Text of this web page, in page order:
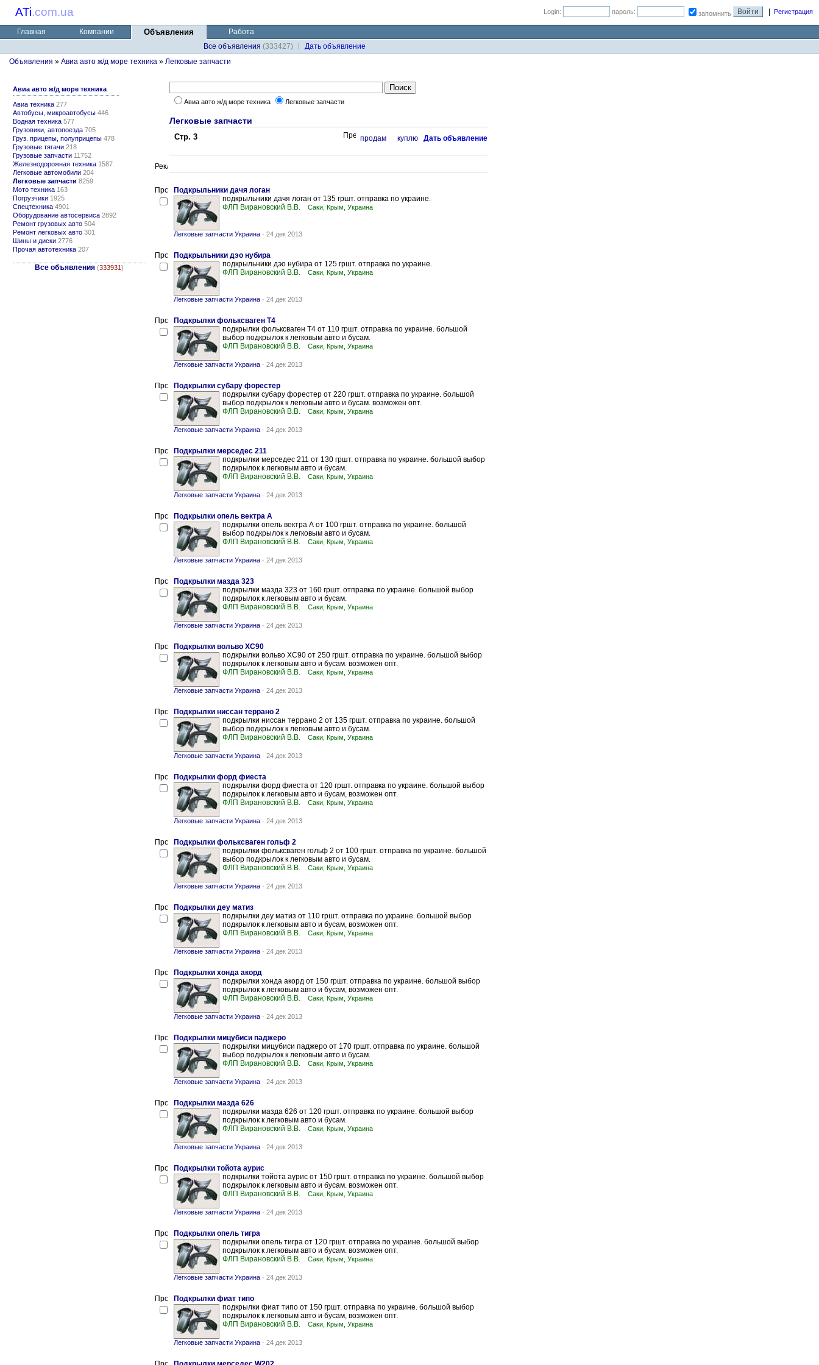
ATi.com.ua Login: пароль: запомнить Регистрация
Главная Компании Объявления
Работа
Все объявления (333427)
Дaть объявление
Объявления » Авиа авто ж/д море техника » Легковые запчасти
Авиа авто ж/д море техника
Авиа техника 277
Автобусы, микроавтобусы 446
Водная техника 577
Грузовики, автопоезда 705
Груз. прицепы, полуприцепы 478
Грузовые тягачи 218
Грузовые запчасти 11752
Железнодорожная техника 1587
Легковые автомобили 204
Легковые запчасти 8259
Мото техника 163
Погрузчики 1925
Спецтехника 4901
Оборудование автосервиса 2892
Ремонт грузовых авто 504
Ремонт легковых авто 301
Шины и диски 2776
Прочая автотехника 207
Все объявления (333931)
Авиа авто ж/д море техника Легковые запчасти
Легковые запчасти
Стр. 3 продам куплю Дaть объявление
Подкрыльники дачя логан
подкрыльники дачя логан от 135 гршт. отправка по украине.
ФЛП Вирановский В.В.
Саки, Крым, Украина
Легковые запчасти Украина - 24 дек 2013
Подкрыльники дэо нубира
подкрыльники дэо нубира от 125 гршт. отправка по украине.
ФЛП Вирановский В.В.
Саки, Крым, Украина
Легковые запчасти Украина - 24 дек 2013
Подкрылки фольксваген Т4
подкрылки фольксваген Т4 от 110 гршт. отправка по украине. большой
выбор подкрылок к легковым авто и бусам.
ФЛП Вирановский В.В.
Саки, Крым, Украина
Легковые запчасти Украина - 24 дек 2013
Подкрылки субару форестер
подкрылки субару форестер от 220 гршт. отправка по украине. большой
выбор подкрылок к легковым авто и бусам. возможен опт.
ФЛП Вирановский В.В.
Саки, Крым, Украина
Легковые запчасти Украина - 24 дек 2013
Подкрылки мерседес 211
подкрылки мерседес 211 от 130 гршт. отправка по украине. большой выбор
подкрылок к легковым авто и бусам.
ФЛП Вирановский В.В.
Саки, Крым, Украина
Легковые запчасти Украина - 24 дек 2013
Подкрылки опель вектра А
подкрылки опель вектра А от 100 гршт. отправка по украине. большой
выбор подкрылок к легковым авто и бусам.
ФЛП Вирановский В.В.
Саки, Крым, Украина
Легковые запчасти Украина - 24 дек 2013
Подкрылки мазда 323
подкрылки мазда 323 от 160 гршт. отправка по украине. большой выбор
подкрылок к легковым авто и бусам.
ФЛП Вирановский В.В.
Саки, Крым, Украина
Легковые запчасти Украина - 24 дек 2013
Подкрылки вольво XC90
подкрылки вольво XC90 от 250 гршт. отправка по украине. большой выбор
подкрылок к легковым авто и бусам. возможен опт.
ФЛП Вирановский В.В.
Саки, Крым, Украина
Легковые запчасти Украина - 24 дек 2013
Подкрылки ниссан террано 2
подкрылки ниссан террано 2 от 135 гршт. отправка по украине. большой
выбор подкрылок к легковым авто и бусам.
ФЛП Вирановский В.В.
Саки, Крым, Украина
Легковые запчасти Украина - 24 дек 2013
Подкрылки форд фиеста
подкрылки форд фиеста от 120 гршт. отправка по украине. большой выбор
подкрылок к легковым авто и бусам, возможен опт.
ФЛП Вирановский В.В.
Саки, Крым, Украина
Легковые запчасти Украина - 24 дек 2013
Подкрылки фольксваген гольф 2
подкрылки фольксваген гольф 2 от 100 гршт. отправка по украине. большой
выбор подкрылок к легковым авто и бусам.
ФЛП Вирановский В.В.
Саки, Крым, Украина
Легковые запчасти Украина - 24 дек 2013
Подкрылки деу матиз
подкрылки деу матиз от 110 гршт. отправка по украине. большой выбор
подкрылок к легковым авто и бусам, возможен опт.
ФЛП Вирановский В.В.
Саки, Крым, Украина
Легковые запчасти Украина - 24 дек 2013
Подкрылки хонда акорд
подкрылки хонда акорд от 150 гршт. отправка по украине. большой выбор
подкрылок к легковым авто и бусам, возможен опт.
ФЛП Вирановский В.В.
Саки, Крым, Украина
Легковые запчасти Украина - 24 дек 2013
Подкрылки мицубиси паджеро
подкрылки мицубиси паджеро от 170 гршт. отправка по украине. большой
выбор подкрылок к легковым авто и бусам.
ФЛП Вирановский В.В.
Саки, Крым, Украина
Легковые запчасти Украина - 24 дек 2013
Подкрылки мазда 626
подкрылки мазда 626 от 120 гршт. отправка по украине. большой выбор
подкрылок к легковым авто и бусам.
ФЛП Вирановский В.В.
Саки, Крым, Украина
Легковые запчасти Украина - 24 дек 2013
Подкрылки тойота аурис
подкрылки тойота аурис от 150 гршт. отправка по украине. большой выбор
подкрылок к легковым авто и бусам. возможен опт.
ФЛП Вирановский В.В.
Саки, Крым, Украина
Легковые запчасти Украина - 24 дек 2013
Подкрылки опель тигра
подкрылки опель тигра от 120 гршт. отправка по украине. большой выбор
подкрылок к легковым авто и бусам. возможен опт.
ФЛП Вирановский В.В.
Саки, Крым, Украина
Легковые запчасти Украина - 24 дек 2013
Подкрылки фиат типо
подкрылки фиат типо от 150 гршт. отправка по украине. большой выбор
подкрылок к легковым авто и бусам, возможен опт.
ФЛП Вирановский В.В.
Саки, Крым, Украина
Легковые запчасти Украина - 24 дек 2013